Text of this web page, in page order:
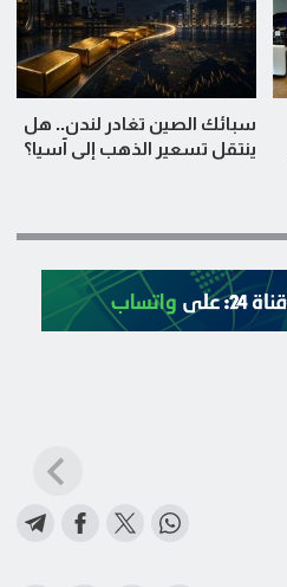
سبائك الصين تغادر لندن.. هل
ينتقل تسعير الذهب إلى آسيا؟